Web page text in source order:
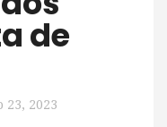
de
23, 2023